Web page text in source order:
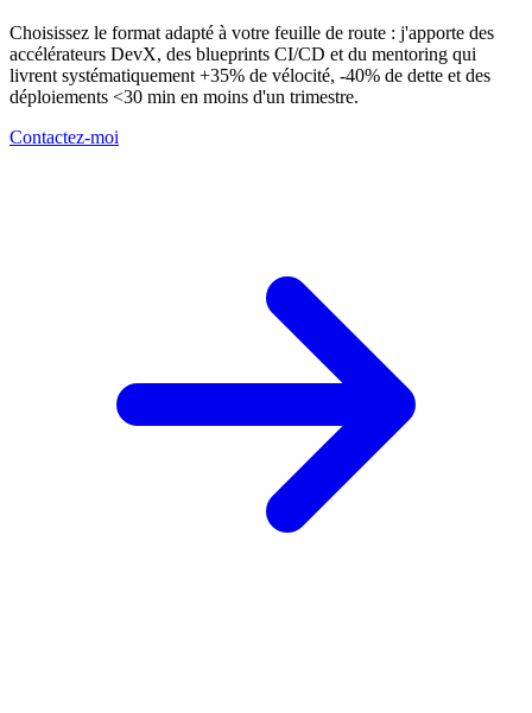
Choisissez le format adapté à votre feuille de route : j'apporte des
accélérateurs DevX, des blueprints CI/CD et du mentoring qui
livrent systématiquement +35% de vélocité, -40% de dette et des
déploiements <30 min en moins d'un trimestre.
Contactez-moi